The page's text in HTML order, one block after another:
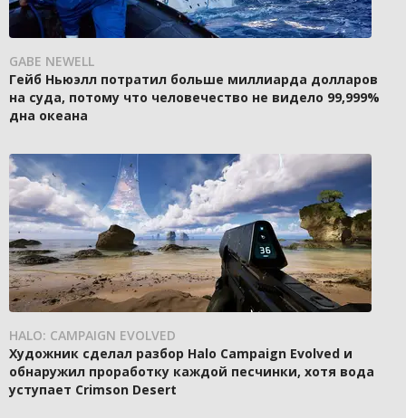
GABE NEWELL
Гейб Ньюэлл потратил больше миллиарда долларов
на суда, потому что человечество не видело 99,999%
дна океана
HALO: CAMPAIGN EVOLVED
Художник сделал разбор Halo Campaign Evolved и
обнаружил проработку каждой песчинки, хотя вода
уступает Crimson Desert